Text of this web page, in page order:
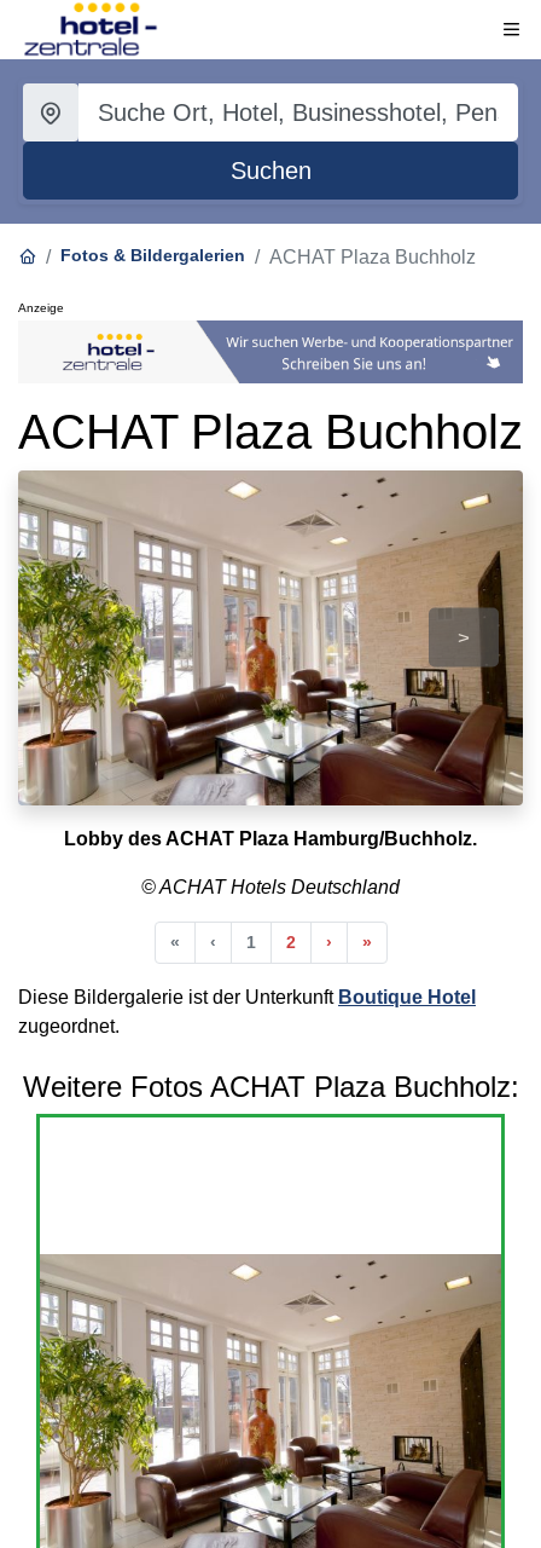
Suchen
Fotos & Bildergalerien ACHAT Plaza Buchholz
Anzeige
ACHAT Plaza Buchholz
>
Lobby des ACHAT Plaza Hamburg/Buchholz.
© ACHAT Hotels Deutschland
«Anfang
‹Vorherige
1 2 ›Nächste
»Ende
Diese Bildergalerie ist der Unterkunft Boutique Hotel
zugeordnet.
Weitere Fotos ACHAT Plaza Buchholz: